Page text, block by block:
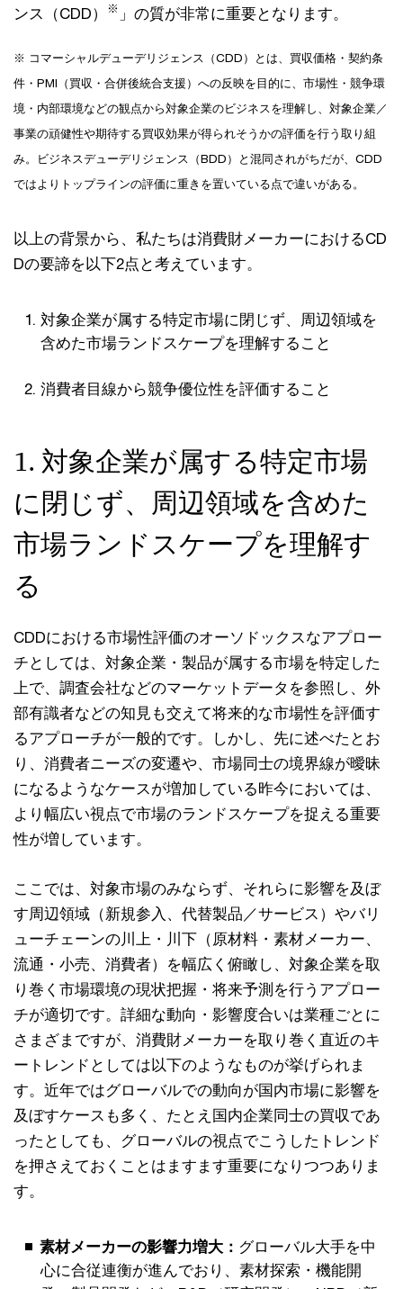
ンス（CDD）
※ 」の質が非常に重要となります。
※ コマーシャルデューデリジェンス（CDD）とは、買収価格・契約条
件・PMI（買収・合併後統合支援）への反映を目的に、市場性・競争環
境・内部環境などの観点から対象企業のビジネスを理解し、対象企業／
事業の頑健性や期待する買収効果が得られそうかの評価を行う取り組
み。ビジネスデューデリジェンス（BDD）と混同されがちだが、CDD
ではよりトップラインの評価に重きを置いている点で違いがある。
以上の背景から、私たちは消費財メーカーにおけるCD
Dの要諦を以下2点と考えています。
対象企業が属する特定市場に閉じず、周辺領域を
含めた市場ランドスケープを理解すること
消費者目線から競争優位性を評価すること
1. 対象企業が属する特定市場
に閉じず、周辺領域を含めた
市場ランドスケープを理解す
る
CDDにおける市場性評価のオーソドックスなアプロー
チとしては、対象企業・製品が属する市場を特定した
上で、調査会社などのマーケットデータを参照し、外
部有識者などの知見も交えて将来的な市場性を評価す
るアプローチが一般的です。しかし、先に述べたとお
り、消費者ニーズの変遷や、市場同士の境界線が曖昧
になるようなケースが増加している昨今においては、
より幅広い視点で市場のランドスケープを捉える重要
性が増しています。
ここでは、対象市場のみならず、それらに影響を及ぼ
す周辺領域（新規参入、代替製品／サービス）やバリ
ューチェーンの川上・川下（原材料・素材メーカー、
流通・小売、消費者）を幅広く俯瞰し、対象企業を取
り巻く市場環境の現状把握・将来予測を行うアプロー
チが適切です。詳細な動向・影響度合いは業種ごとに
さまざまですが、消費財メーカーを取り巻く直近のキ
ートレンドとしては以下のようなものが挙げられま
す。近年ではグローバルでの動向が国内市場に影響を
及ぼすケースも多く、たとえ国内企業同士の買収であ
ったとしても、グローバルの視点でこうしたトレンド
を押さえておくことはますます重要になりつつありま
す。
素材メーカーの影響力増大： グローバル大手を中
心に合従連衡が進んでおり、素材探索・機能開